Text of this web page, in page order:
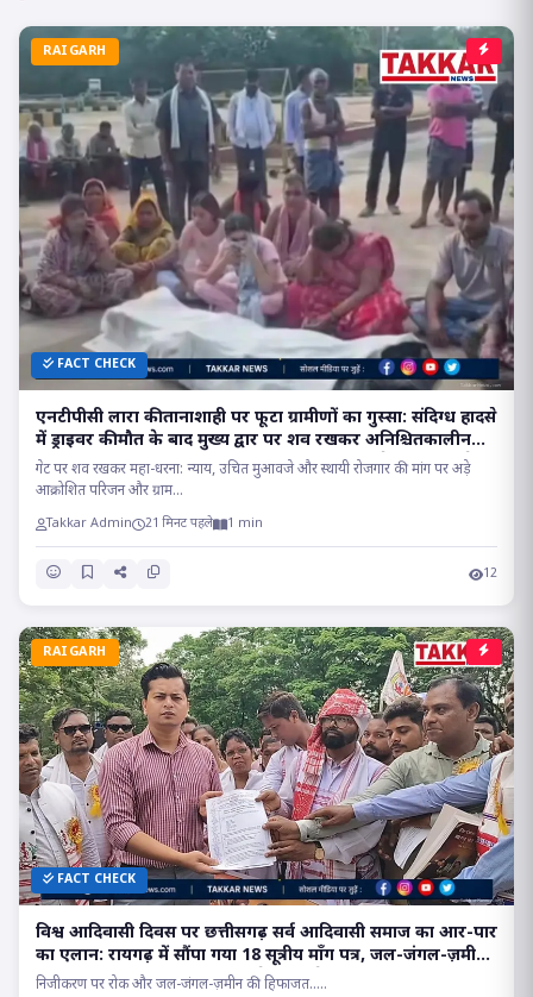
RAIGARH
FACT CHECK
एनटीपीसी लारा की तानाशाही पर फूटा ग्रामीणों का गुस्सा: संदिग्ध हादसे
में ड्राइवर की मौत के बाद मुख्य द्वार पर शव रखकर अनिश्चितकालीन
महा-धरना, प्रबंधन और फरार अधिकारियों पर हत्या जैसी धाराओं के
तहत कार्रवाई की मांग..
गेट पर शव रखकर महा-धरना: न्याय, उचित मुआवजे और स्थायी रोजगार की मांग पर अड़े
आक्रोशित परिजन और ग्राम...
Takkar Admin 21 मिनट पहले 1 min
12
RAIGARH
FACT CHECK
विश्व आदिवासी दिवस पर छत्तीसगढ़ सर्व आदिवासी समाज का आर-पार
का एलान: रायगढ़ में सौंपा गया 18 सूत्रीय माँग पत्र, जल-जंगल-ज़मीन
और रूढ़िवादी परंपराओं पर मंडराते खतरों के खिलाफ फूटा आक्रोश..
निजीकरण पर रोक और जल-जंगल-ज़मीन की हिफाजत.....